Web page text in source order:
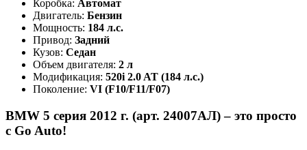
Коробка: Автомат
Двигатель: Бензин
Мощность: 184 л.с.
Привод: Задний
Кузов: Седан
Объем двигателя: 2 л
Модификация: 520i 2.0 AT (184 л.с.)
Поколение: VI (F10/F11/F07)
BMW 5 серия 2012 г. (арт. 24007АЛ) – это просто
с Go Auto!